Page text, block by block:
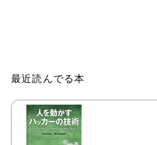
最近読んでる本